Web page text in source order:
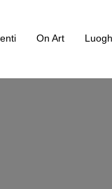
On Art